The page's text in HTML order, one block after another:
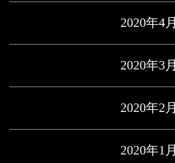
2020年4月
2020年3月
2020年2月
2020年1月